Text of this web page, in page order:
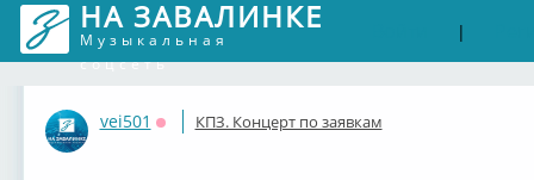
НА ЗАВАЛИНКЕ
Музыкальная
соцсеть
|
vei501
Оффлайн
КПЗ. Концерт по заявкам